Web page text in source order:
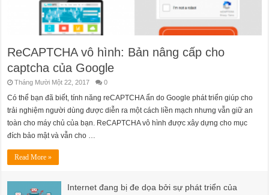
ReCAPTCHA vô hình: Bản nâng cấp cho
captcha của Google
Tháng Mười Một 22, 2017 0
Có thể bạn đã biết, tính năng reCAPTCHA ẩn do Google phát triển giúp cho
trải nghiệm người dùng được diễn ra một cách liền mạch nhưng vẫn giữ an
toàn cho máy chủ của bạn. ReCAPTCHA vô hình được xây dựng cho mục
đích bảo mật và vẫn cho …
Read More »
Internet đang bị đe dọa bởi sự phát triển của